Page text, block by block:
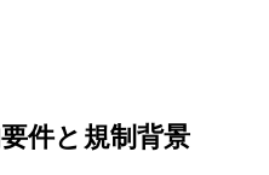
件と規制背景